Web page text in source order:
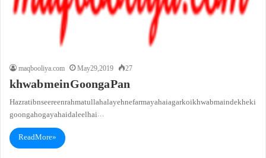
maqbooliya.com May 29, 2019 27
khwab mein Goonga Pan
Hazrat ibn seereen rahmatullah alayeh ne farmaya hai agar koi khwab main dekhe ki
goonga ho gaya hai daleel hai…
Read More »